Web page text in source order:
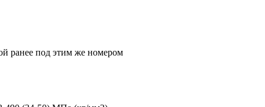
ранее под этим же номером